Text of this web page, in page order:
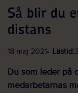
Så blir du
distans
18 maj 2021 Lästid:
Du som leder på
medarbetarnas